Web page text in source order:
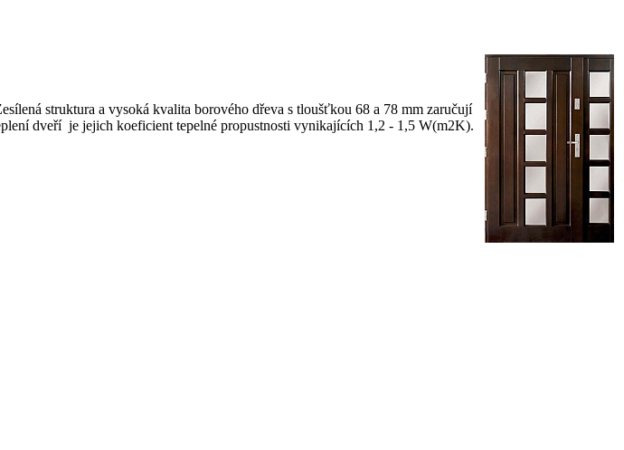
struktura a vysoká kvalita borového dřeva s tloušťkou 68 a 78 mm zaručují
dveří je jejich koeficient tepelné propustnosti vynikajících 1,2 - 1,5 W(m2K).